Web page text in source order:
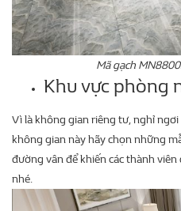
Mã gạch
Khu vực phòng
Vì là không gian riêng tư, nghỉ
không gian này hãy chọn những
đường vân để khiến các thành
nhé.